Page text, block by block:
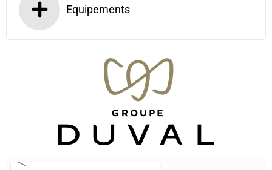
Equipements